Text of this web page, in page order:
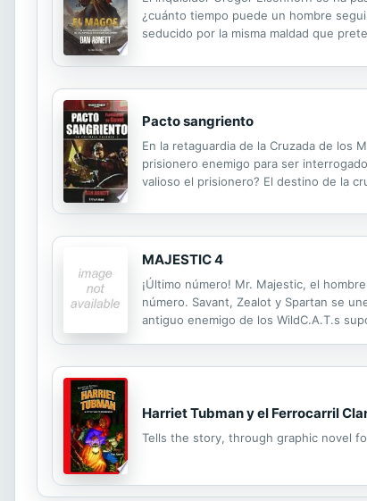
¿cuánto tiempo puede un hombre
seducido por la misma maldad que
Pacto sangriento
En la retaguardia de la Cruzada de los
prisionero enemigo para ser
valioso el prisionero? El destino de la
MAJESTIC 4
¡Último número! Mr. Majestic, el
número. Savant, Zealot y Spartan se
antiguo enemigo de los WildC.A.T.s
Harriet Tubman y el Ferrocarril
Tells the story, through graphic novel